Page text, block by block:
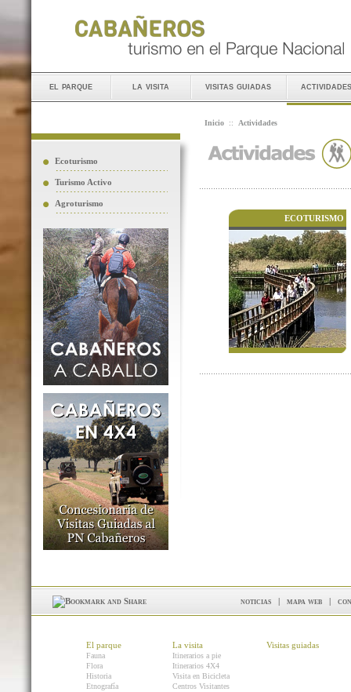
el parque la visita visitas guiadas actividades
Ecoturismo
Turismo Activo
Agroturismo
Inicio :: Actividades
ECOTURISMO
noticias | mapa web |
El parque
Fauna
Flora
Historia
Etnografía
La visita
Itinerarios a pie
Itinerarios 4X4
Visita en Bicicleta
Centros Visitantes
Visitas guiadas